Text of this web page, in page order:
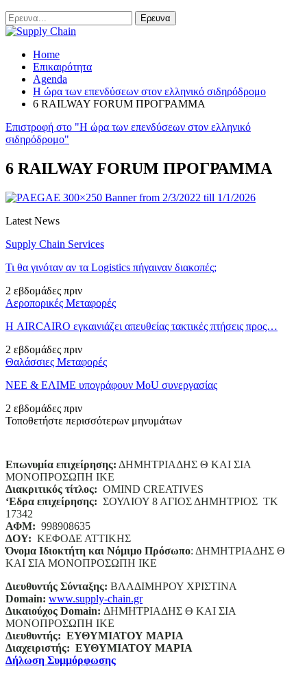
Home
Επικαιρότητα
Agenda
Η ώρα των επενδύσεων στον ελληνικό σιδηρόδρομο
6 RAILWAY FORUM ΠΡΟΓΡΑΜΜΑ
Επιστροφή στο "Η ώρα των επενδύσεων στον ελληνικό
σιδηρόδρομο"
6 RAILWAY FORUM ΠΡΟΓΡΑΜΜΑ
Latest News
Supply Chain Services
Τι θα γινόταν αν τα Logistics πήγαιναν διακοπές;
2 εβδομάδες πριν
Αεροπορικές Μεταφορές
Η AIRCAIRO εγκαινιάζει απευθείας τακτικές πτήσεις προς…
2 εβδομάδες πριν
Θαλάσσιες Μεταφορές
ΝΕΕ & ΕΛΙΜΕ υπογράφουν MoU συνεργασίας
2 εβδομάδες πριν
Τοποθετήστε περισσότερων μηνυμάτων
Επωνυμία επιχείρησης: ΔΗΜΗΤΡΙΑΔΗΣ Θ ΚΑΙ ΣΙΑ
ΜΟΝΟΠΡΟΣΩΠΗ ΙΚΕ
Διακριτικός τίτλος: ΟΜΙΝD CREATIVES
‘Eδρα επιχείρησης: ΣΟΥΛΙΟΥ 8 ΑΓΙΟΣ ΔΗΜΗΤΡΙΟΣ ΤΚ
17342
ΑΦΜ: 998908635
ΔΟΥ: ΚΕΦΟΔΕ ΑΤΤΙΚΗΣ
Όνομα Ιδιοκτήτη και Νόμιμο Πρόσωπο: ΔΗΜΗΤΡΙΑΔΗΣ Θ
ΚΑΙ ΣΙΑ ΜΟΝΟΠΡΟΣΩΠΗ ΙΚΕ
Διευθυντής Σύνταξης: ΒΛΑΔΙΜΗΡΟΥ ΧΡΙΣΤΙΝΑ
Domain: www.supply-chain.gr
Δικαιούχος Domain: ΔΗΜΗΤΡΙΑΔΗΣ Θ ΚΑΙ ΣΙΑ
ΜΟΝΟΠΡΟΣΩΠΗ ΙΚΕ
Διευθυντής: ΕΥΘΥΜΙΑΤΟΥ ΜΑΡΙΑ
Διαχειριστής: ΕΥΘΥΜΙΑΤΟΥ ΜΑΡΙΑ
Δήλωση Συμμόρφωσης